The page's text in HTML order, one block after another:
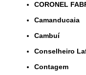
CORONEL
Camanducaia
Cambuí
Conselheiro
Contagem